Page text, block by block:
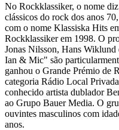
No Rockklassiker, o nome
clássicos do rock dos anos
com o nome Klassiska Hits
Rockklassiker em 1998. O
Jonas Nilsson, Hans
Ian & Mic" são
ganhou o Grande Prémio de
categoria Rádio Local
conhecido artista dublador
ao Grupo Bauer Media. O
ouvintes masculinos com
anos.